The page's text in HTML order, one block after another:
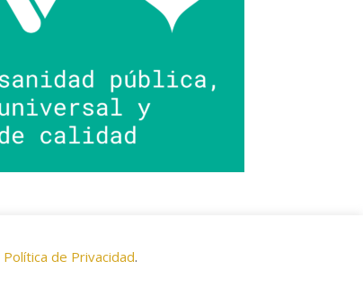
Política de Privacidad.